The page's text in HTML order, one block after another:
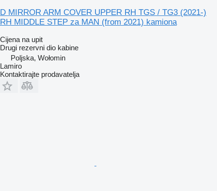
D MIRROR ARM COVER UPPER RH TGS / TG3 (2021-)
RH MIDDLE STEP za MAN (from 2021) kamiona
Cijena na upit
Drugi rezervni dio kabine
Poljska, Wołomin
Lamiro
Kontaktirajte prodavatelja